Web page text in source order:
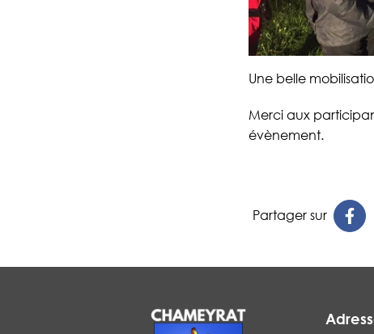
Une belle
Merci aux
évènement.
Partager sur